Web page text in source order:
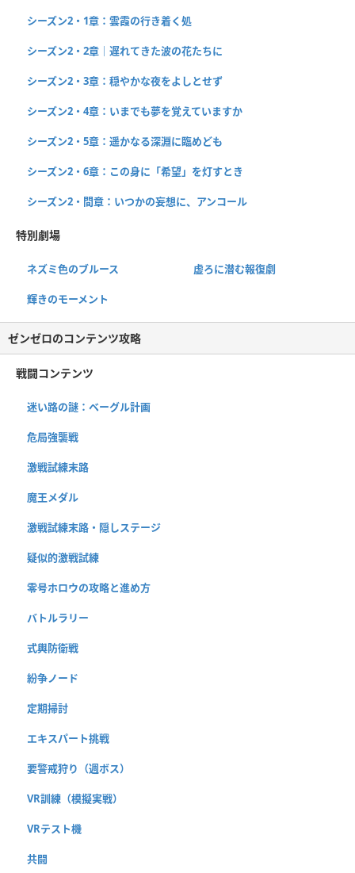
シーズン2・1章：雲霞の行き着く処
シーズン2・2章｜遅れてきた波の花たちに
シーズン2・3章：穏やかな夜をよしとせず
シーズン2・4章：いまでも夢を覚えていますか
シーズン2・5章：遥かなる深淵に臨めども
シーズン2・6章：この身に「希望」を灯すとき
シーズン2・間章：いつかの妄想に、アンコール
特別劇場
ネズミ色のブルース 虚ろに潜む報復劇
輝きのモーメント
ゼンゼロのコンテンツ攻略
戦闘コンテンツ
迷い路の謎：ベーグル計画
危局強襲戦
激戦試練末路
魔王メダル
激戦試練末路・隠しステージ
疑似的激戦試練
零号ホロウの攻略と進め方
バトルラリー
式輿防衛戦
紛争ノード
定期掃討
エキスパート挑戦
要警戒狩り（週ボス）
VR訓練（模擬実戦）
VRテスト機
共闘